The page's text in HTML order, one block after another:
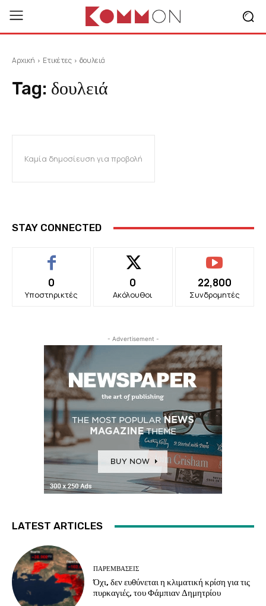
Αρχική Ετικέτες δουλειά
Tag: δουλειά
Καμία δημοσίευση για προβολή
STAY CONNECTED
0
Υποστηρικτές
0
Ακόλουθοι
22,800
Συνδρομητές
- Advertisement -
LATEST ARTICLES
ΠΑΡΕΜΒΑΣΕΙΣ
Όχι, δεν ευθύνεται η κλιματική κρίση για τις
πυρκαγιές, του Φάμπιαν Δημητρίου